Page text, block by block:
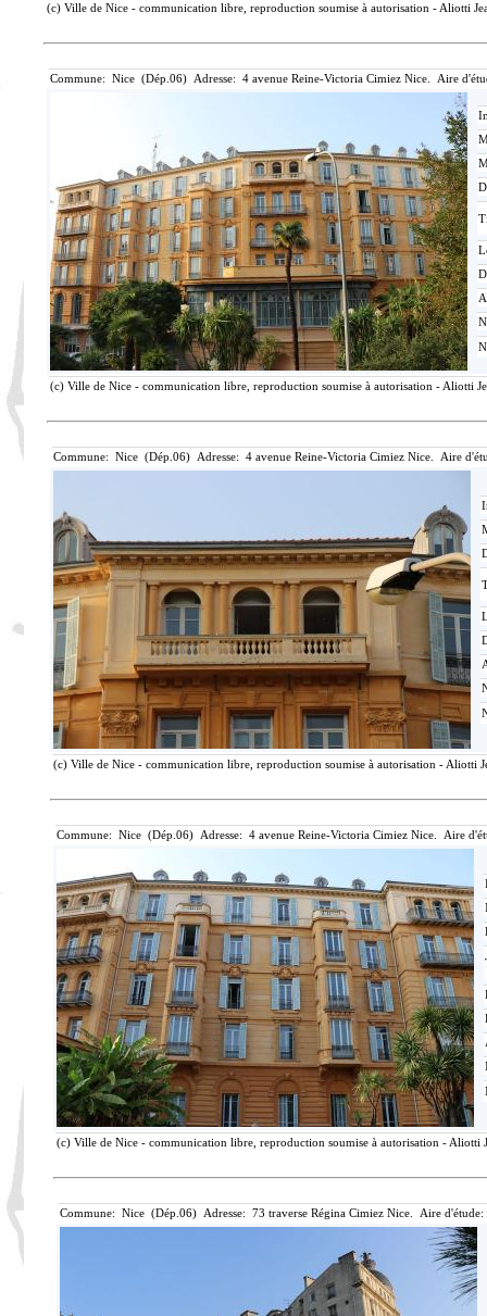
(c) Ville de Nice - communication libre, reproduction soumise à autorisation - Aliotti
Commune: Nice (Dép.06) Adresse: 4 avenue Reine-Victoria Cimiez Nice. Aire
(c) Ville de Nice - communication libre, reproduction soumise à autorisation - Aliotti
Commune: Nice (Dép.06) Adresse: 4 avenue Reine-Victoria Cimiez Nice. Aire
(c) Ville de Nice - communication libre, reproduction soumise à autorisation - Aliotti
Commune: Nice (Dép.06) Adresse: 4 avenue Reine-Victoria Cimiez Nice. Aire
(c) Ville de Nice - communication libre, reproduction soumise à autorisation - Aliotti
Commune: Nice (Dép.06) Adresse: 73 traverse Régina Cimiez Nice. Aire